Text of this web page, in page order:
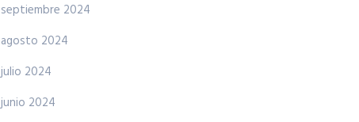
septiembre 2024
agosto 2024
julio 2024
junio 2024